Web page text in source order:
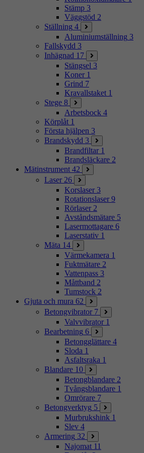
Stämp 3
Väggstöd 2
Ställning 4
Aluminiumställning 3
Fallskydd 3
Inhägnad 17
Stängsel 3
Koner 1
Grind 7
Kravallstaket 1
Stege 8
Arbetsbock 4
Körplåt 1
Första hjälpen 3
Brandskydd 3
Brandfiltar 1
Brandsläckare 2
Mätinstrument 42
Laser 26
Korslaser 3
Rotationslaser 9
Rörlaser 2
Avståndsmätare 5
Lasermottagare 6
Laserstativ 1
Mäta 14
Värmekamera 1
Fuktmätare 2
Vattenpass 3
Måttband 2
Tumstock 2
Gjuta och mura 62
Betongvibrator 7
Valvvibrator 1
Bearbetning 6
Betongglättare 4
Sloda 1
Asfaltsraka 1
Blandare 10
Betongblandare 2
Tvångsblandare 1
Omrörare 7
Betongverktyg 5
Murbrukshink 1
Slev 4
Armering 32
Najomat 11